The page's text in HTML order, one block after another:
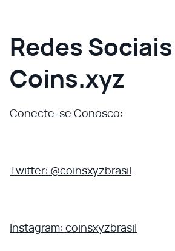
Redes
Coins.xyz
Conecte-se Conosco:
Twitter: @coinsxyzbrasil
Instagram: coinsxyzbrasil